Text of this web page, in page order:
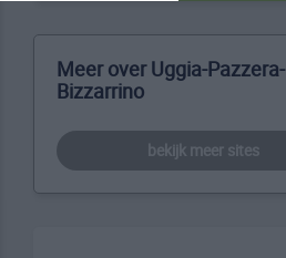
Meer over Uggia-Pazzera-
Bizzarrino
bekijk meer sites